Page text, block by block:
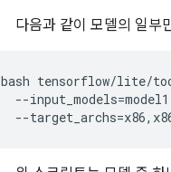
다음과 같이 모델의 일부
bash tensorflow/lite/
--input_models=
--target_archs=